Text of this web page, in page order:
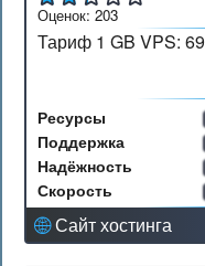
Оценок: 203
Тариф 1 GB VPS:
Ресурсы
Поддержка
Надёжность
Скорость
Сайт хостинга